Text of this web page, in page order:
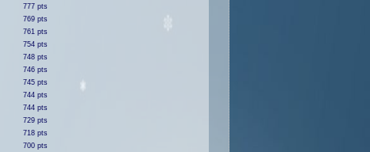
777 pts
769 pts
761 pts
754 pts
748 pts
746 pts
745 pts
744 pts
744 pts
729 pts
718 pts
700 pts